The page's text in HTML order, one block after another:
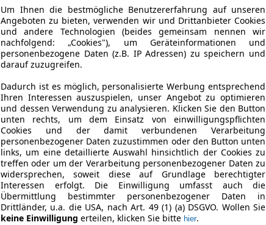
Um Ihnen die bestmögliche Benutzererfahrung auf unseren
Angeboten zu bieten, verwenden wir und Drittanbieter Cookies
und andere Technologien (beides gemeinsam nennen wir
nachfolgend: „Cookies"), um Geräteinformationen und
personenbezogene Daten (z.B. IP Adressen) zu speichern und
darauf zuzugreifen.
Dadurch ist es möglich, personalisierte Werbung entsprechend
Ihren Interessen auszuspielen, unser Angebot zu optimieren
und dessen Verwendung zu analysieren. Klicken Sie den Button
unten rechts, um dem Einsatz von einwilligungspflichten
Cookies und der damit verbundenen Verarbeitung
personenbezogener Daten zuzustimmen oder den Button unten
links, um eine detaillierte Auswahl hinsichtlich der Cookies zu
treffen oder um der Verarbeitung personenbezogener Daten zu
widersprechen, soweit diese auf Grundlage berechtigter
Interessen erfolgt. Die Einwilligung umfasst auch die
Übermittlung bestimmter personenbezogener Daten in
Drittländer, u.a. die USA, nach Art. 49 (1) (a) DSGVO. Wollen Sie
keine Einwilligung erteilen, klicken Sie bitte hier.